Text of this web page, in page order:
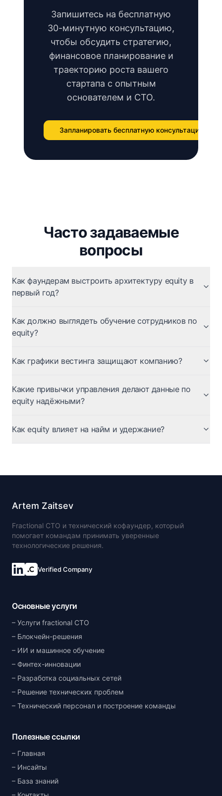
Запишитесь на бесплатную
30-минутную консультацию,
чтобы обсудить стратегию,
финансовое планирование и
траекторию роста вашего
стартапа с опытным
основателем и CTO.
Запланировать бесплатную консультацию
Часто задаваемые
вопросы
Как фаундерам выстроить архитектуру equity в
первый год?
Как должно выглядеть обучение сотрудников по
equity?
Как графики вестинга защищают компанию?
Какие привычки управления делают данные по
equity надёжными?
Как equity влияет на найм и удержание?
Artem Zaitsev
Fractional CTO и технический кофаундер, который
помогает командам принимать уверенные
технологические решения.
Verified Company
Основные услуги
Услуги fractional CTO
Блокчейн-решения
ИИ и машинное обучение
Финтех-инновации
Разработка социальных сетей
Решение технических проблем
Технический персонал и построение команды
Полезные ссылки
Главная
Инсайты
База знаний